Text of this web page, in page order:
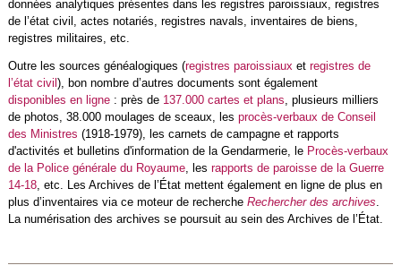
données analytiques présentes dans les registres paroissiaux, registres
de l’état civil, actes notariés, registres navals, inventaires de biens,
registres militaires, etc.
Outre les sources généalogiques (registres paroissiaux et registres de
l’état civil ), bon nombre d’autres documents sont également
disponibles en ligne: près de 137.000 cartes et plans, plusieurs milliers
de photos, 38.000 moulages de sceaux, les procès-verbaux de Conseil
des Ministres (1918-1979), les carnets de campagne et rapports
d'activités et bulletins d'information de la Gendarmerie, le Procès-verbaux
de la Police générale du Royaume, les rapports de paroisse de la Guerre
14-18, etc. Les Archives de l’État mettent également en ligne de plus en
plus d’inventaires via ce moteur de recherche Rechercher des archives.
La numérisation des archives se poursuit au sein des Archives de l’État.